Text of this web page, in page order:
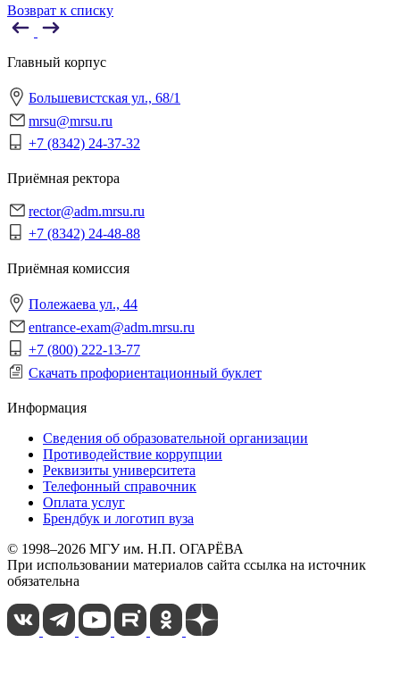
Возврат к списку
Главный корпус
Большевистская ул., 68/1
mrsu@mrsu.ru
+7 (8342) 24-37-32
Приёмная ректора
rector@adm.mrsu.ru
+7 (8342) 24-48-88
Приёмная комиссия
Полежаева ул., 44
entrance-exam@adm.mrsu.ru
+7 (800) 222-13-77
Скачать профориентационный буклет
Информация
Сведения об образовательной организации
Противодействие коррупции
Реквизиты университета
Телефонный справочник
Оплата услуг
Брендбук и логотип вуза
© 1998–2026 МГУ им. Н.П. ОГАРЁВА
При использовании материалов сайта ссылка на источник
обязательна